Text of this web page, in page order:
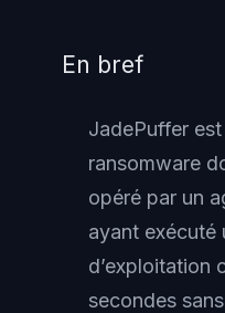
En bref
JadePuffer
ransomware
opéré par un
ayant exécuté
d’exploitation
secondes